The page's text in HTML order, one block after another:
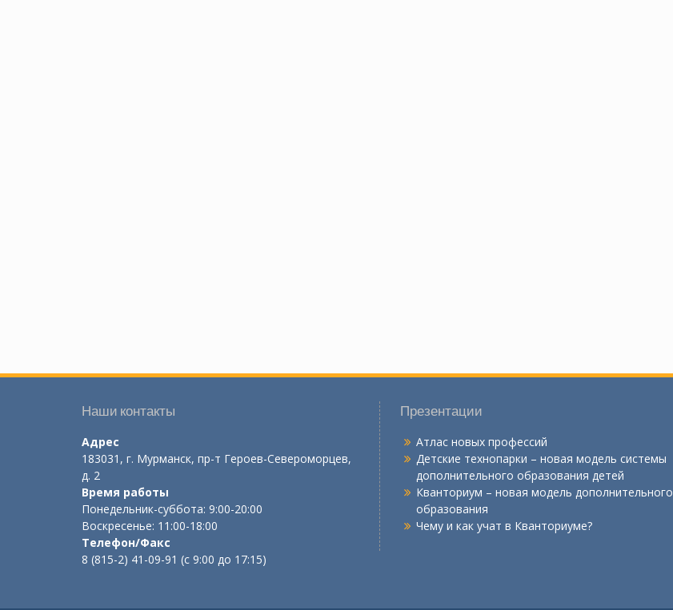
Наши контакты
Адрес
183031, г. Мурманск, пр-т Героев-Североморцев,
д. 2
Время работы
Понедельник-суббота: 9:00-20:00
Воскресенье: 11:00-18:00
Телефон/Факс
8 (815-2) 41-09-91 (с 9:00 до 17:15)
Презентации
Атлас новых профессий
Детские технопарки – новая модель системы
дополнительного образования детей
Кванториум – новая модель дополнительного
образования
Чему и как учат в Кванториуме?